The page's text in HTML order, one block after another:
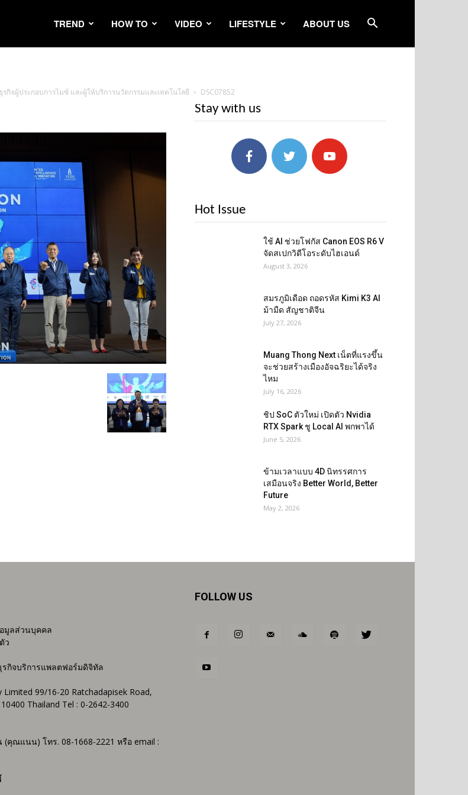
TREND HOW TO VIDEO LIFESTYLE ABOUT US
กิจผู้ประกอบการไมซ์ และผู้ให้บริการนวัตกรรมและเทคโนโลยี DSC07852
Stay with us
Hot Issue
ใช้ AI ช่วยโฟกัส Canon EOS R6 V
จัดสเปกวิดีโอระดับไฮเอนด์
August 3, 2026
สมรภูมิเดือด ถอดรหัส Kimi K3 AI
ม้ามืด สัญชาติจีน
July 27, 2026
Muang Thong Next เน็ตที่แรงขึ้น
จะช่วยสร้างเมืองอัจฉริยะได้จริง
ไหม
July 16, 2026
ชิป SoC ตัวใหม่ เปิดตัว Nvidia
RTX Spark ชู Local AI พกพาได้
June 5, 2026
ข้ามเวลาแบบ 4D นิทรรศการ
เสมือนจริง Better World, Better
Future
May 2, 2026
มูลส่วนบุคคล
ว
รกิจบริการแพลตฟอร์มดิจิทัล
Limited 99/16-20 Ratchadapisek Road,
Thailand Tel : 0-2642-3400
คุณแนน) โทร. 08-1668-2221 หรือ email :
FOLLOW US